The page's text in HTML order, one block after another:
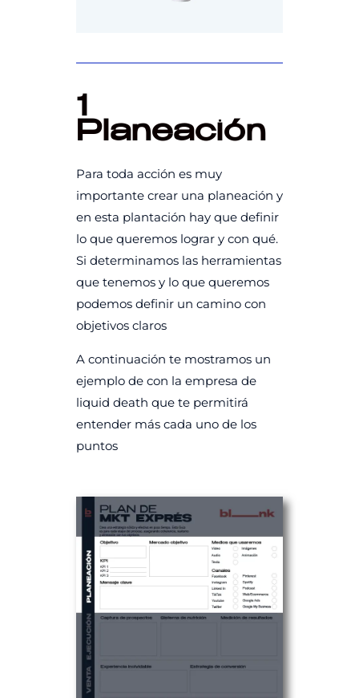
1
Planeación
Para toda acción es muy
importante crear una planeación y
en esta plantación hay que definir
lo que queremos lograr y con qué.
Si determinamos las herramientas
que tenemos y lo que queremos
podemos definir un camino con
objetivos claros
A continuación te mostramos un
ejemplo de con la empresa de
liquid death que te permitirá
entender más cada uno de los
puntos